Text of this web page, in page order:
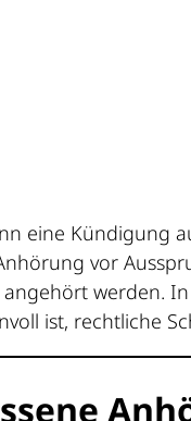
eine Kündigung
vor
werden.
ist, rechtliche